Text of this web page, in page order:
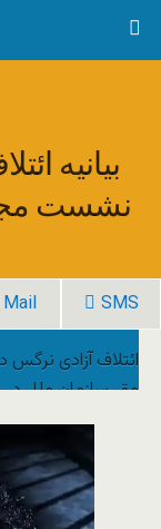
بیانیه
نشست
Mail SMS
ائتلاف آزادی
مقر سازمان ملل
برنده جایزه صلح
پزشکیان، رئیس